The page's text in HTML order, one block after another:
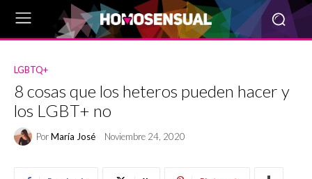
LGBTQ+
8 cosas que los heteros pueden hacer y
los LGBT+ no
PorMaría José Noviembre 24, 2020